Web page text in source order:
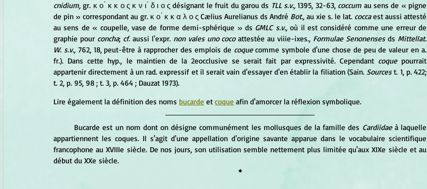
cnidium, gr. κ ο ́ κ κ ο ς κ ν ι ́ δ ι ο ς désignant le fruit du garou ds TLL s.v., 1395, 32-63, coccum au sens de « pigne
de pin » correspondant au gr. κ ο ́ κ κ α λ ο ς Cælius Aurelianus ds André Bot., au xie s. le lat. cocca est aussi attesté
au sens de « coupelle, vase de forme demi-sphérique » ds GMLC s.v., où il est considéré comme une erreur de
graphie pour concha; cf. aussi l'expr. non vales uno coco attestée au viiie-ixes., Formulae Senonenses ds Mittellat.
W. s.v., 762, 18, peut-être à rapprocher des emplois de coque comme symbole d'une chose de peu de valeur en a.
fr.). Dans cette hyp., le maintien de la 2eocclusive se serait fait par expressivité. Cependant coque pourrait
appartenir directement à un rad. expressif et il serait vain d'essayer d'en établir la filiation (Sain. Sources t. 1, p. 422;
t. 2, p. 95, 98 ; t. 3, p. 464 ; Dauzat 1973).
Lire également la définition des noms bucarde et coque afin d'amorcer la réflexion symbolique.
Bucarde est un nom dont on désigne communément les mollusques de la famille des Cardiidae à laquelle
appartiennent les coques. Il s'agit d'une appellation d'origine savante apparue dans le vocabulaire scientifique
francophone au XVIIIe siècle. De nos jours, son utilisation semble nettement plus limitée qu'aux XIXe siècle et au
début du XXe siècle.
*